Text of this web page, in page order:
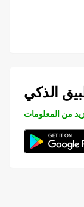
الذكي
من المعلومات